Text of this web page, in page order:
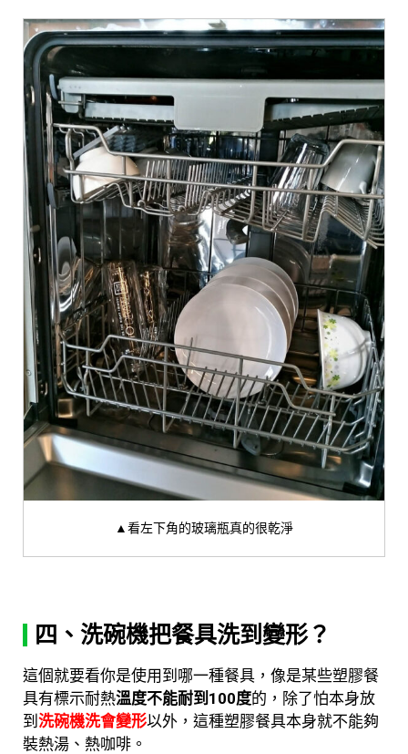
▲看左下角的玻璃瓶真的很乾淨
四、洗碗機把餐具洗到變形？
這個就要看你是使用到哪一種餐具，像是某些塑膠餐
具有標示耐熱溫度不能耐到100度的，除了怕本身放
到 洗碗機洗會變形以外，這種塑膠餐具本身就不能夠
裝熱湯、熱咖啡。